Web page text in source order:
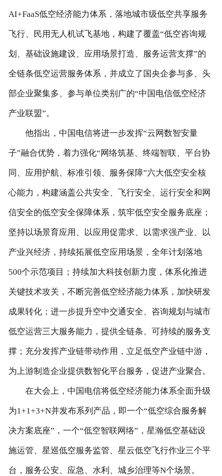
AI+FaaS低空经济能力体系，落地城市级低空共享服务
飞行、民用无人机试飞基地，构建了覆盖“低空咨询规
划、基础设施建设、应用场景打造、服务运营支撑”的
全链条低空运营服务体系，并成立了国央企参与多、头
部企业聚集多、参与单位类别广的“中国电信低空经济
产业联盟”。
他指出，中国电信将进一步发挥“云网数智安量
子”融合优势，着力强化“网络筑基、终端智联、平台协
同、应用护航、标准引领、服务保障”六大低空安全核
心能力，构建涵盖公共安全、飞行安全、运行安全和网
信安全的低空安全保障体系，筑牢低空安全服务底座；
坚持以场景育应用、以应用促需求、以需求强产业、以
产业兴经济，持续拓展低空应用场景，全年计划落地
500个示范项目；持续加大科技创新力度，体系化推进
关键技术攻关，不断完善低空经济能力体系，加快研发
成果转化；进一步提升空中交通安全、咨询规划与城市
低空运营三大服务能力，提供全链条、可持续的服务支
撑；充分发挥产业链带动作用，立足低空产业链中游，
为上游制造企业提供数智化平台服务，促进产业聚合。
在大会上，中国电信将低空经济能力体系全面升级
为1+1+3+N并发布系列产品，即一个“低空综合服务解
决方案底座”，一个“低空智联网络”，星瀚低空基础设
施运管、星巡低空服务监管、星云低空飞行作业三个平
台，服务公安、应急、水利、城乡治理等N个场景。